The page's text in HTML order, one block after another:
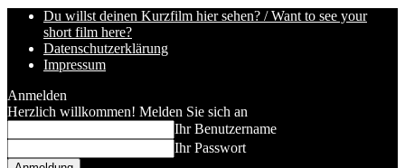
Du willst deinen Kurzfilm hier sehen? / Want to see your
short film here?
Datenschutzerklärung
Impressum
Anmelden
Herzlich willkommen! Melden Sie sich an
Ihr Benutzername
Ihr Passwort